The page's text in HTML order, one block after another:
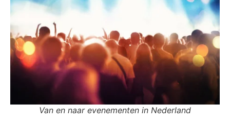
Van en naar evenementen in Nederland